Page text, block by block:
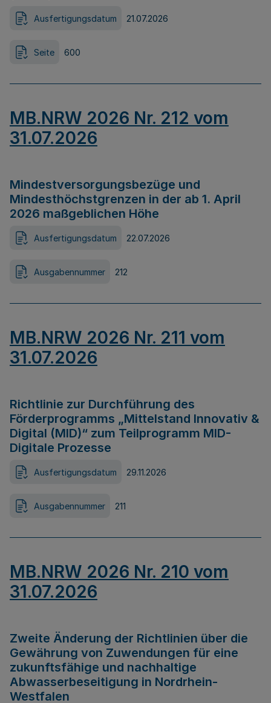
Ausfertigungsdatum 21.07.2026
Seite 600
MB.NRW 2026 Nr. 212 vom
31.07.2026
Mindestversorgungsbezüge und
Mindesthöchstgrenzen in der ab 1. April
2026 maßgeblichen Höhe
Ausfertigungsdatum 22.07.2026
Ausgabennummer 212
MB.NRW 2026 Nr. 211 vom
31.07.2026
Richtlinie zur Durchführung des
Förderprogramms „Mittelstand Innovativ &
Digital (MID)“ zum Teilprogramm MID-
Digitale Prozesse
Ausfertigungsdatum 29.11.2026
Ausgabennummer 211
MB.NRW 2026 Nr. 210 vom
31.07.2026
Zweite Änderung der Richtlinien über die
Gewährung von Zuwendungen für eine
zukunftsfähige und nachhaltige
Abwasserbeseitigung in Nordrhein-
Westfalen